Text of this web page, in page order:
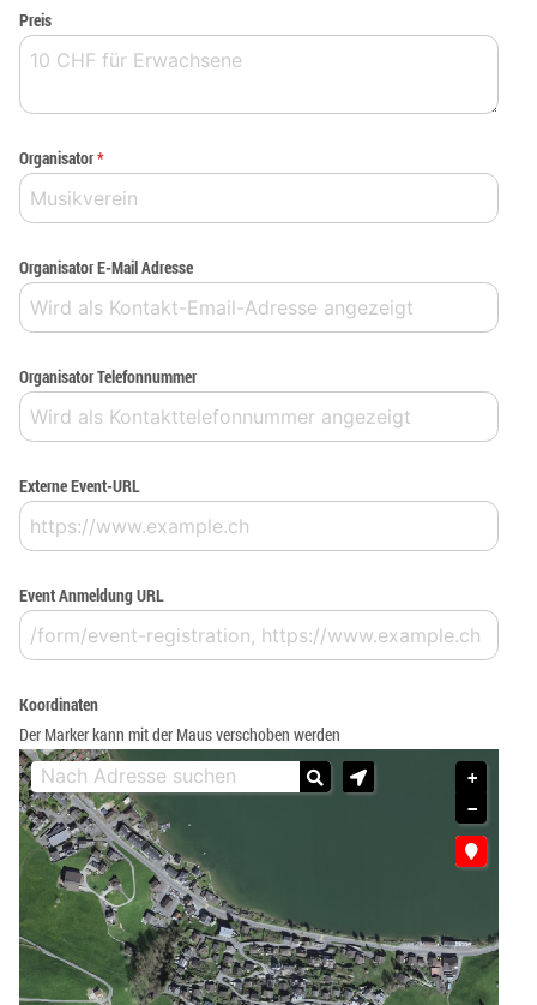
Preis
Organisator*
Organisator E-Mail Adresse
Organisator Telefonnummer
Externe Event-URL
Event Anmeldung URL
Koordinaten
Der Marker kann mit der Maus verschoben werden
+
−